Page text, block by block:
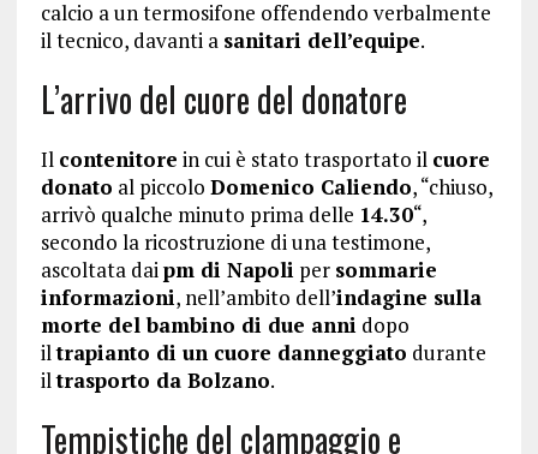
calcio a un termosifone offendendo verbalmente
il tecnico, davanti a sanitari dell’equipe.
L’arrivo del cuore del donatore
Il contenitore in cui è stato trasportato il cuore
donato al piccolo Domenico Caliendo, “chiuso,
arrivò qualche minuto prima delle 14.30“,
secondo la ricostruzione di una testimone,
ascoltata daipm di Napoli per sommarie
informazioni, nell’ambito dell’indagine sulla
morte del bambino di due anni dopo
iltrapianto di un cuore danneggiato durante
iltrasporto da Bolzano.
Tempistiche del clampaggio e